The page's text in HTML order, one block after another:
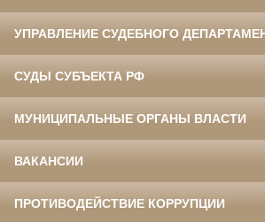
УПРАВЛЕНИЕ СУДЕБНОГО
СУДЫ СУБЪЕКТА РФ
МУНИЦИПАЛЬНЫЕ ОРГАНЫ ВЛАСТИ
ВАКАНСИИ
ПРОТИВОДЕЙСТВИЕ КОРРУПЦИИ